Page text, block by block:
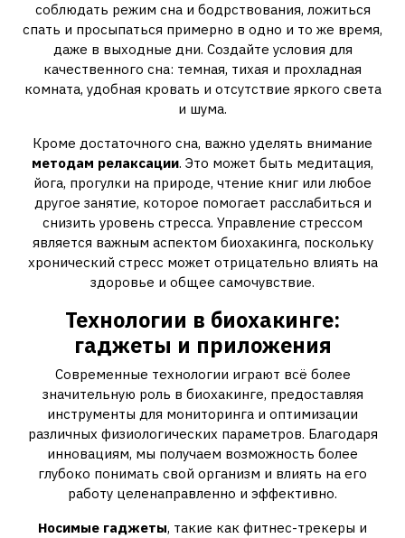
соблюдать режим сна и бодрствования, ложиться
спать и просыпаться примерно в одно и то же время,
даже в выходные дни. Создайте условия для
качественного сна: темная, тихая и прохладная
комната, удобная кровать и отсутствие яркого света
и шума.
Кроме достаточного сна, важно уделять внимание
методам релаксации. Это может быть медитация,
йога, прогулки на природе, чтение книг или любое
другое занятие, которое помогает расслабиться и
снизить уровень стресса. Управление стрессом
является важным аспектом биохакинга, поскольку
хронический стресс может отрицательно влиять на
здоровье и общее самочувствие.
Технологии в биохакинге:
гаджеты и приложения
Современные технологии играют всё более
значительную роль в биохакинге, предоставляя
инструменты для мониторинга и оптимизации
различных физиологических параметров. Благодаря
инновациям, мы получаем возможность более
глубоко понимать свой организм и влиять на его
работу целенаправленно и эффективно.
Носимые гаджеты, такие как фитнес-трекеры и